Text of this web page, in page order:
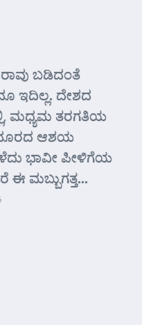
ಬಡಿದಂತೆ
ಇದಿಲ್ಲ. ದೇಶದ
ಮಧ್ಯಮ ತರಗತಿಯ
ದೂರದ ಆಶಯ
ಭಾವೀ ಪೀಳಿಗೆಯ
ಈ ಮಬ್ಬುಗತ್ತ...